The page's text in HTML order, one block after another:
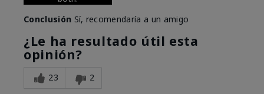
Conclusión Sí, recomendaría a un amigo
¿Le ha resultado útil esta
opinión?
23 2